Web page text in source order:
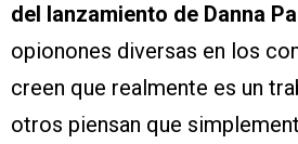
del lanzamiento de Danna
opionones diversas en los
creen que realmente es un
otros piensan que